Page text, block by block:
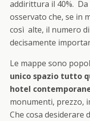
addirittura il 40%.
osservato che, se in
così alte, il numero
decisamente
Le mappe sono
unico spazio tutto
hotel
monumenti, prezzo,
Che cosa